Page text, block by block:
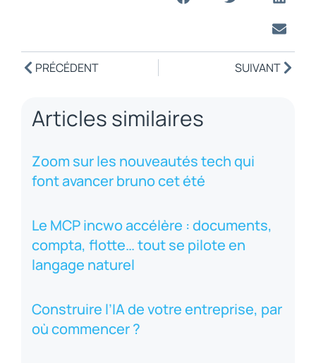
Articles similaires
Zoom sur les nouveautés tech qui
font avancer bruno cet été
Le MCP incwo accélère : documents,
compta, flotte… tout se pilote en
langage naturel
Construire l’IA de votre entreprise, par
où commencer ?
PRÉCÉDENT SUIVANT